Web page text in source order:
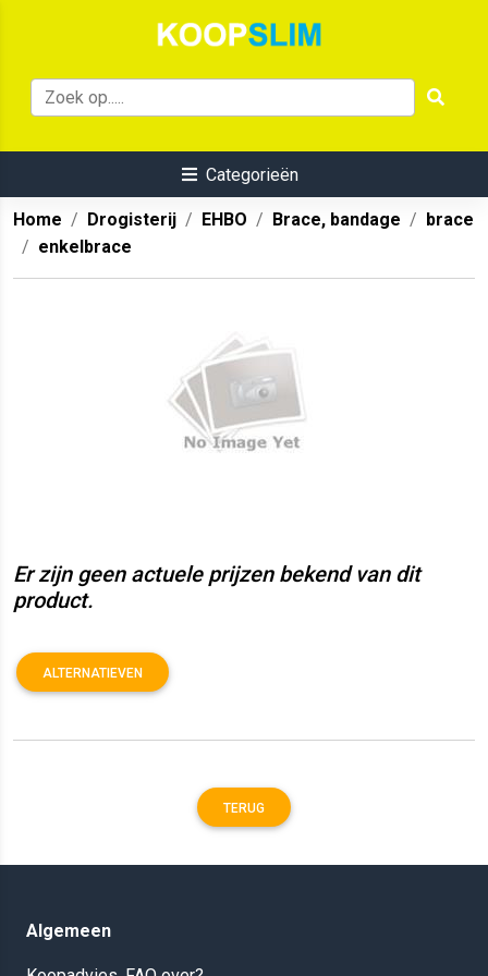
Categorieën
Home Drogisterij EHBO Brace, bandage
brace
enkelbrace
Er zijn geen actuele prijzen bekend van dit
product.
ALTERNATIEVEN
TERUG
Algemeen